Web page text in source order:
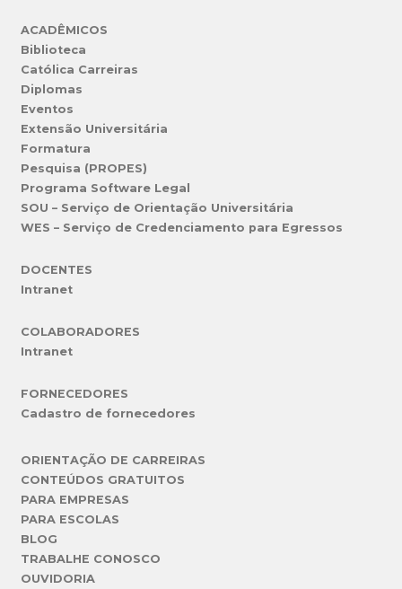
ACADÊMICOS
Biblioteca
Católica Carreiras
Diplomas
Eventos
Extensão Universitária
Formatura
Pesquisa (PROPES)
Programa Software Legal
SOU – Serviço de Orientação Universitária
WES – Serviço de Credenciamento para Egressos
DOCENTES
Intranet
COLABORADORES
Intranet
FORNECEDORES
Cadastro de fornecedores
ORIENTAÇÃO DE CARREIRAS
CONTEÚDOS GRATUITOS
PARA EMPRESAS
PARA ESCOLAS
BLOG
TRABALHE CONOSCO
OUVIDORIA